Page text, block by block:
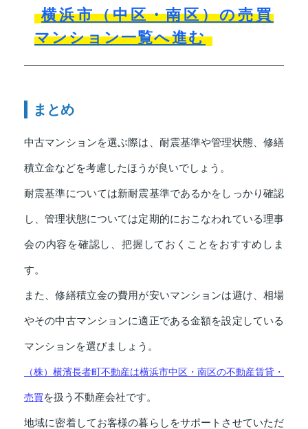
横浜市（中区・南区）の売買
マンション一覧へ進む
まとめ
中古マンションを選ぶ際は、耐震基準や管理状態、修繕
積立金などを考慮したほうが良いでしょう。
耐震基準については新耐震基準であるかをしっかり確認
し、管理状態については定期的におこなわれている理事
会の内容を確認し、把握しておくことをおすすめしま
す。
また、修繕積立金の費用が安いマンションは避け、相場
やその中古マンションに適正である金額を設定している
マンションを選びましょう。
（株）横濱長者町不動産は横浜市中区・南区の不動産賃貸・
売買を扱う不動産会社です。
地域に密着してお客様の暮らしをサポートさせていただ